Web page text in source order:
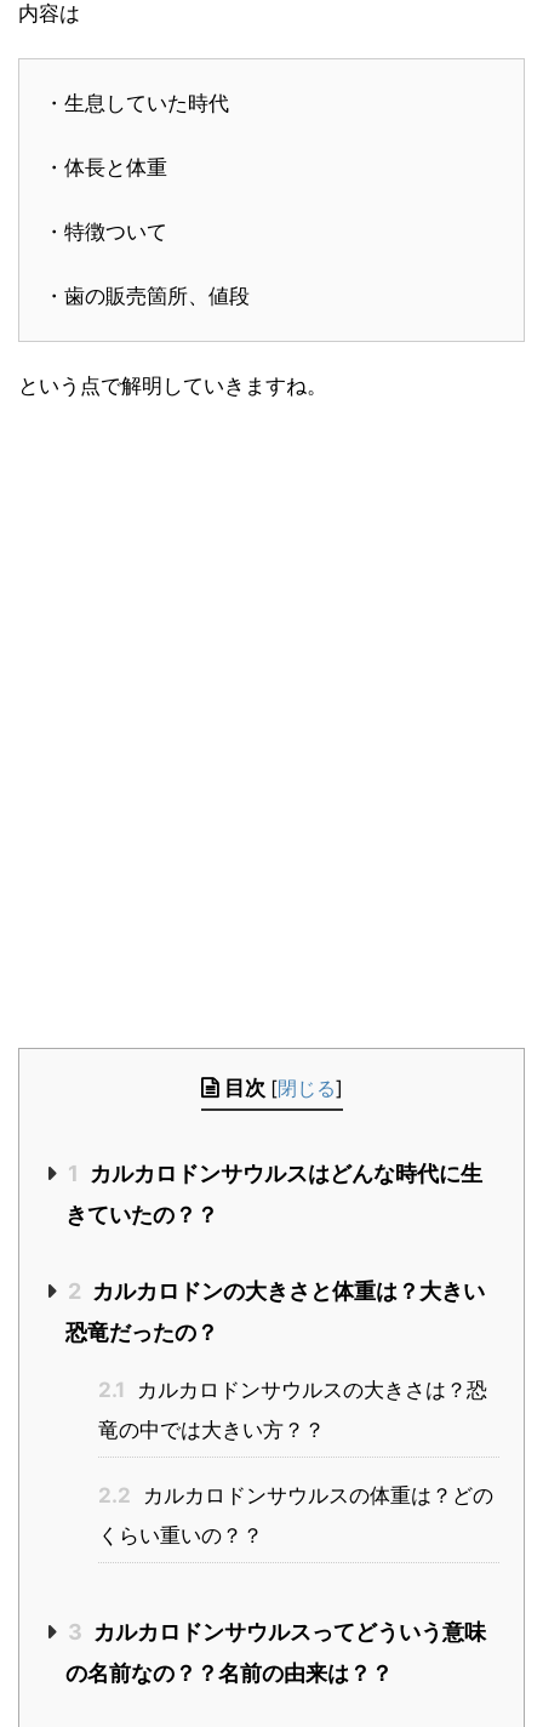
内容は
・生息していた時代
・体長と体重
・特徴ついて
・歯の販売箇所、値段
という点で解明していきますね。
目次 [閉じる]
1 カルカロドンサウルスはどんな時代に生
きていたの？？
2 カルカロドンの大きさと体重は？大きい
恐竜だったの？
2.1
カルカロドンサウルスの大きさは？恐
竜の中では大きい方？？
2.2
カルカロドンサウルスの体重は？どの
くらい重いの？？
3 カルカロドンサウルスってどういう意味
の名前なの？？名前の由来は？？